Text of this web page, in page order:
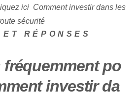
ici Comment investir dans les
sécurité
RÉPONSES
po
investir da